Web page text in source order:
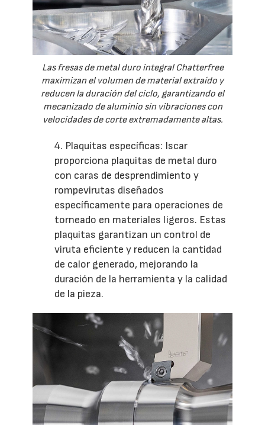
Las fresas de metal duro integral Chatterfree
maximizan el volumen de material extraído y
reducen la duración del ciclo, garantizando el
mecanizado de aluminio sin vibraciones con
velocidades de corte extremadamente altas.
4. Plaquitas específicas: Iscar
proporciona plaquitas de metal duro
con caras de desprendimiento y
rompevirutas diseñados
específicamente para operaciones de
torneado en materiales ligeros. Estas
plaquitas garantizan un control de
viruta eficiente y reducen la cantidad
de calor generado, mejorando la
duración de la herramienta y la calidad
de la pieza.